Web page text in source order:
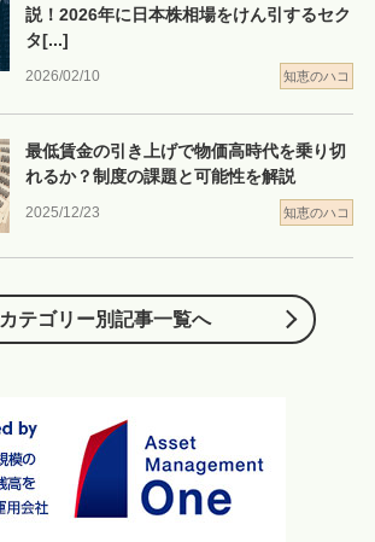
2026/02/10 知恵のハコ
説！2026年に日本株相場をけん引するセク
タ[...]
2025/12/23 知恵のハコ
最低賃金の引き上げで物価高時代を乗り切
れるか？制度の課題と可能性を解説
カテゴリー別記事一覧へ